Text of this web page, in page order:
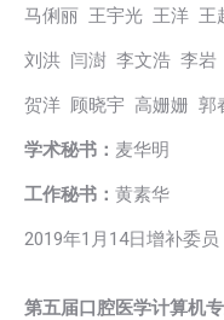
马俐丽 王宇光 王洋
刘洪 闫澍 李文浩 李
贺洋 顾晓宇 高姗姗 郭
学术秘书 ： 麦华明
工作秘书： 黄素华
2019年1月14日增补委员
第五届口腔医学计算机